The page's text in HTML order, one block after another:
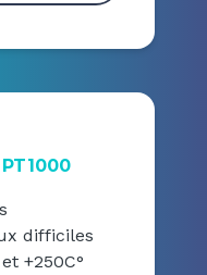
difficiles
+250C°